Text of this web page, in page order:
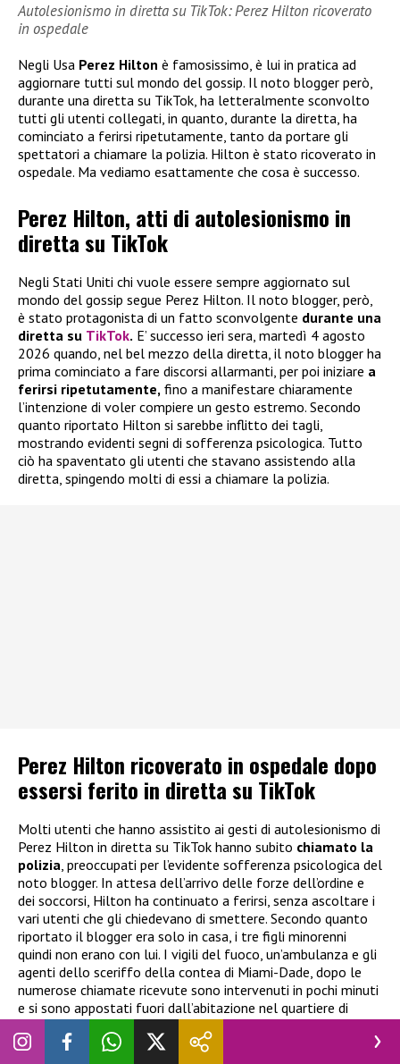
Autolesionismo in diretta su TikTok: Perez Hilton ricoverato
in ospedale
Negli Usa Perez Hilton è famosissimo, è lui in pratica ad
aggiornare tutti sul mondo del gossip. Il noto blogger però,
durante una diretta su TikTok, ha letteralmente sconvolto
tutti gli utenti collegati, in quanto, durante la diretta, ha
cominciato a ferirsi ripetutamente, tanto da portare gli
spettatori a chiamare la polizia. Hilton è stato ricoverato in
ospedale. Ma vediamo esattamente che cosa è successo.
Perez Hilton, atti di autolesionismo in
diretta su TikTok
Negli Stati Uniti chi vuole essere sempre aggiornato sul
mondo del gossip segue Perez Hilton. Il noto blogger, però,
è stato protagonista di un fatto sconvolgente durante una
diretta su TikTok. E’ successo ieri sera, martedì 4 agosto
2026 quando, nel bel mezzo della diretta, il noto blogger ha
prima cominciato a fare discorsi allarmanti, per poi iniziare a
ferirsi ripetutamente, fino a manifestare chiaramente
l’intenzione di voler compiere un gesto estremo. Secondo
quanto riportato Hilton si sarebbe inflitto dei tagli,
mostrando evidenti segni di sofferenza psicologica. Tutto
ciò ha spaventato gli utenti che stavano assistendo alla
diretta, spingendo molti di essi a chiamare la polizia.
Perez Hilton ricoverato in ospedale dopo
essersi ferito in diretta su TikTok
Molti utenti che hanno assistito ai gesti di autolesionismo di
Perez Hilton in diretta su TikTok hanno subito chiamato la
polizia, preoccupati per l’evidente sofferenza psicologica del
noto blogger. In attesa dell’arrivo delle forze dell’ordine e
dei soccorsi, Hilton ha continuato a ferirsi, senza ascoltare i
vari utenti che gli chiedevano di smettere. Secondo quanto
riportato il blogger era solo in casa, i tre figli minorenni
quindi non erano con lui. I vigili del fuoco, un’ambulanza e gli
agenti dello sceriffo della contea di Miami-Dade, dopo le
numerose chiamate ricevute sono intervenuti in pochi minuti
e si sono appostati fuori dall’abitazione nel quartiere di
che Perez Hilton era stato
“tratto in salvo e trasportato dai